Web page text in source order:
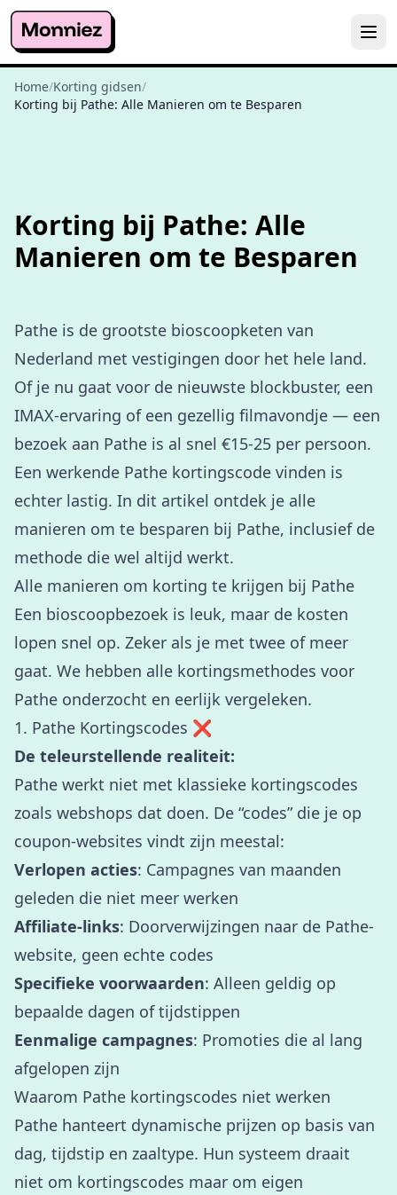
Home/Korting gidsen/
Korting bij Pathe: Alle Manieren om te Besparen
Korting bij Pathe: Alle
Manieren om te Besparen
Pathe is de grootste bioscoopketen van
Nederland met vestigingen door het hele land.
Of je nu gaat voor de nieuwste blockbuster, een
IMAX-ervaring of een gezellig filmavondje — een
bezoek aan Pathe is al snel €15-25 per persoon.
Een werkende Pathe kortingscode vinden is
echter lastig. In dit artikel ontdek je alle
manieren om te besparen bij Pathe, inclusief de
methode die wel altijd werkt.
Alle manieren om korting te krijgen bij Pathe
Een bioscoopbezoek is leuk, maar de kosten
lopen snel op. Zeker als je met twee of meer
gaat. We hebben alle kortingsmethodes voor
Pathe onderzocht en eerlijk vergeleken.
1. Pathe Kortingscodes ❌
De teleurstellende realiteit:
Pathe werkt niet met klassieke kortingscodes
zoals webshops dat doen. De “codes” die je op
coupon-websites vindt zijn meestal:
Verlopen acties: Campagnes van maanden
geleden die niet meer werken
Affiliate-links: Doorverwijzingen naar de Pathe-
website, geen echte codes
Specifieke voorwaarden: Alleen geldig op
bepaalde dagen of tijdstippen
Eenmalige campagnes: Promoties die al lang
afgelopen zijn
Waarom Pathe kortingscodes niet werken
Pathe hanteert dynamische prijzen op basis van
dag, tijdstip en zaaltype. Hun systeem draait
niet om kortingscodes maar om eigen